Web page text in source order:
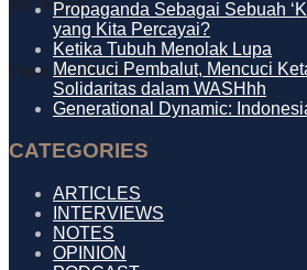
No Result
View All Result
Propaganda Sebagai Sebuah
yang Kita Percayai?
Ketika Tubuh Menolak Lupa
Mencuci Pembalut, Mencuci
Solidaritas dalam WASHhh
Generational Dynamic:
CATEGORIES
ARTICLES
INTERVIEWS
NOTES
OPINION